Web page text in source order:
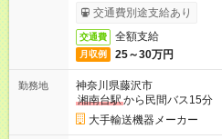
交通費別途支給あり
交通費 全額支給
月収例 25～30万円
勤務地
神奈川県藤沢市
湘南台駅から民間バス15分
大手輸送機器メーカー